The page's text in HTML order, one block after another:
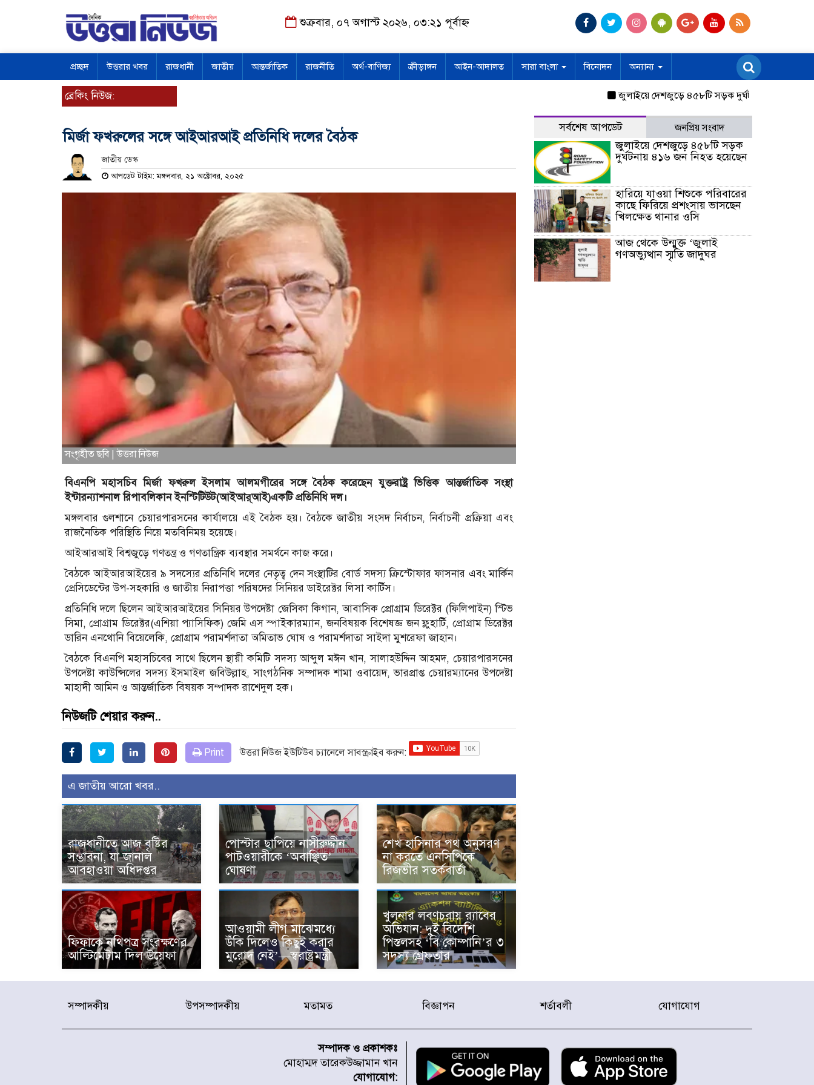
শুক্রবার, ০৭ অগাস্ট ২০২৬, ০৩:২১ পূর্বাহ্ন
প্রচ্ছদ উত্তরার খবর রাজধানী জাতীয় আন্তর্জাতিক রাজনীতি অর্থ-বাণিজ্য ক্রীড়াঙ্গন আইন-আদালত সারা বাংলা বিনোদন অন্যান্য
ব্রেকিং নিউজ: জুলাইয়ে দেশজুড়ে ৪৫৮টি সড়ক দুর্ঘটনায় ৪১৬ জন নিহত
মির্জা ফখরুলের সঙ্গে আইআরআই প্রতিনিধি দলের বৈঠক
জাতীয় ডেস্ক
আপডেট টাইম: মঙ্গলবার, ২১ অক্টোবর, ২০২৫
সংগৃহীত ছবি | উত্তরা নিউজ
বিএনপি মহাসচিব মির্জা ফখরুল ইসলাম আলমগীরের সঙ্গে বৈঠক করেছেন যুক্তরাষ্ট্র ভিত্তিক আন্তর্জাতিক সংস্থা
ইন্টারন্যাশনাল রিপাবলিকান ইনস্টিটিউট(আইআর্‌আই)একটি প্রতিনিধি দল।
মঙ্গলবার গুলশানে চেয়ারপারসনের কার্যালয়ে এই বৈঠক হয়। বৈঠকে জাতীয় সংসদ নির্বাচন, নির্বাচনী প্রক্রিয়া এবং
রাজনৈতিক পরিস্থিতি নিয়ে মতবিনিময় হয়েছে।
আইআরআই বিশ্বজুড়ে গণতন্ত্র ও গণতান্ত্রিক ব্যবস্থার সমর্থনে কাজ করে।
বৈঠকে আইআরআইয়ের ৯ সদস্যের প্রতিনিধি দলের নেতৃত্ব দেন সংস্থাটির বোর্ড সদস্য ক্রিস্টোফার ফাসনার এবং মার্কিন
প্রেসিডেন্টের উপ-সহকারি ও জাতীয় নিরাপত্তা পরিষদের সিনিয়র ডাইরেক্টর লিসা কার্টিস।
প্রতিনিধি দলে ছিলেন আইআরআইয়ের সিনিয়র উপদেষ্টা জেসিকা কিগান, আবাসিক প্রোগ্রাম ডিরেক্টর (ফিলিপাইন) স্টিভ
সিমা, প্রোগ্রাম ডিরেক্টর(এশিয়া প্যাসিফিক) জেমি এস স্পাইকারম্যান, জনবিষয়ক বিশেষজ্ঞ জন ফ্লুহার্টি, প্রোগ্রাম ডিরেক্টর
ডারিন এনথোনি বিয়েলেকি, প্রোগ্রাম পরামর্শদাতা অমিতাভ ঘোষ ও পরামর্শদাতা সাইদা মুশরেফা জাহান।
বৈঠকে বিএনপি মহাসচিবের সাথে ছিলেন স্থায়ী কমিটি সদস্য আব্দুল মঈন খান, সালাহউদ্দিন আহমদ, চেয়ারপারসনের
উপদেষ্টা কাউন্সিলের সদস্য ইসমাইল জবিউল্লাহ, সাংগঠনিক সম্পাদক শামা ওবায়েদ, ভারপ্রাপ্ত চেয়ারম্যানের উপদেষ্টা
মাহাদী আমিন ও আন্তর্জাতিক বিষয়ক সম্পাদক রাশেদুল হক।
নিউজটি শেয়ার করুন..
Print উত্তরা নিউজ ইউটিউব চ্যানেলে সাবস্ক্রাইব করুন:
এ জাতীয় আরো খবর..
রাজধানীতে আজ বৃষ্টির
সম্ভাবনা, যা জানাল
আবহাওয়া অধিদপ্তর
পোস্টার ছাপিয়ে নাসীরুদ্দীন
পাটওয়ারীকে ‘অবাঞ্ছিত’
ঘোষণা
শেখ হাসিনার পথ অনুসরণ
না করতে এনসিপিকে
রিজভীর সতর্কবার্তা
ফিফাকে নথিপত্র সংরক্ষণের
আল্টিমেটাম দিল উয়েফা
আওয়ামী লীগ মাঝেমধ্যে
উঁকি দিলেও কিছুই করার
মুরোদ নেই’—স্বরাষ্ট্রমন্ত্রী
খুলনার লবণচরায় র‍্যাবের
অভিযান: দুই বিদেশি
পিস্তলসহ ‘বি কোম্পানি’র ৩
সদস্য গ্রেফতার
সর্বশেষ আপডেট জনপ্রিয় সংবাদ
জুলাইয়ে দেশজুড়ে ৪৫৮টি সড়ক
দুর্ঘটনায় ৪১৬ জন নিহত হয়েছেন
হারিয়ে যাওয়া শিশুকে পরিবারের
কাছে ফিরিয়ে প্রশংসায় ভাসছেন
খিলক্ষেত থানার ওসি
আজ থেকে উন্মুক্ত ‘জুলাই
গণঅভ্যুত্থান স্মৃতি জাদুঘর
সম্পাদকীয় উপসম্পাদকীয় মতামত বিজ্ঞাপন শর্তাবলী যোগাযোগ
সম্পাদক ও প্রকাশকঃ
মোহাম্মদ তারেকউজ্জামান খান
যোগাযোগ: